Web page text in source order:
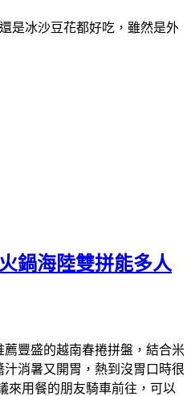
是冰沙豆花都好吃，雖然是外
鍋海陸雙拼能多人
豐盛的越南春捲拼盤，結合米
消暑又開胃，熱到沒胃口時很
來用餐的朋友騎車前往，可以